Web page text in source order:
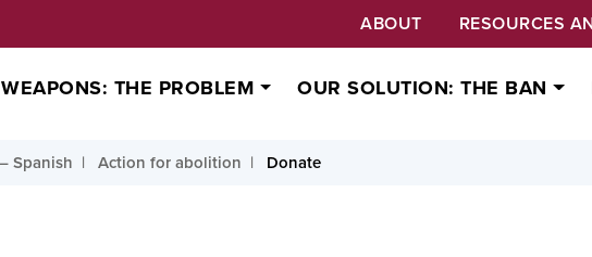
ABOUT RESOURCES
THE PROBLEM OUR SOLUTION: THE BAN
Spanish Action for abolition Donate